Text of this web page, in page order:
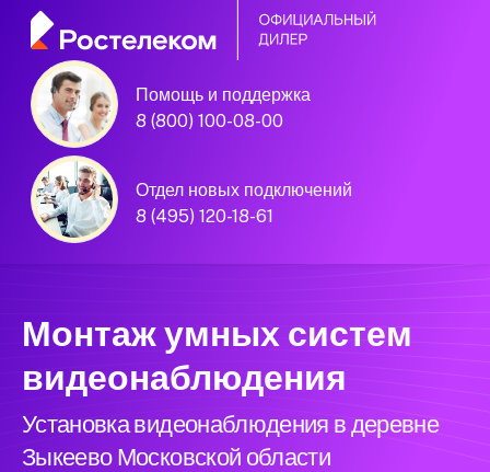
Помощь и поддержка
8 (800) 100-08-00
Отдел новых подключений
8 (495) 120-18-61
Официальный
партнёр Ростелеком
Московская область
Монтаж умных систем
видеонаблюдения
Установка видеонаблюдения в деревне
Зыкеево Московской области